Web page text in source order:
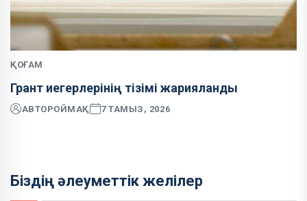
ҚОҒАМ
Грант иегерлерінің тізімі жарияланды
АВТОРОЙМАҚ 7 ТАМЫЗ, 2026
Біздің әлеуметтік желілер